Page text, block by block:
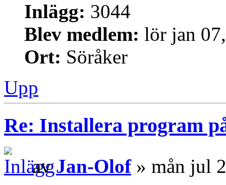
Inlägg: 3044
Blev medlem: lör jan
Ort: Söråker
Upp
Re: Installera program
avJan-Olof» mån jul